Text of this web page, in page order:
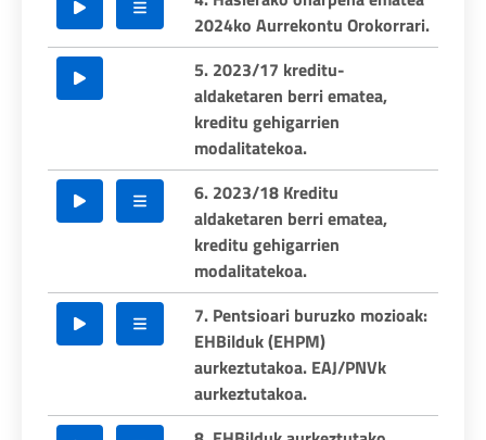
2024ko Aurrekontu Orokorrari.
5. 2023/17 kreditu-
aldaketaren berri ematea,
kreditu gehigarrien
modalitatekoa.
6. 2023/18 Kreditu
aldaketaren berri ematea,
kreditu gehigarrien
modalitatekoa.
7. Pentsioari buruzko mozioak:
EHBilduk (EHPM)
aurkeztutakoa. EAJ/PNVk
aurkeztutakoa.